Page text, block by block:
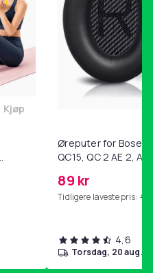
Legg Magetrener, 6-rørs
Kjøp
Øreputer for Bose
QC15, QC 2 AE 2, AE
89 kr
Tidligere laveste pris: 99
4,6
torsdag, 20 aug.